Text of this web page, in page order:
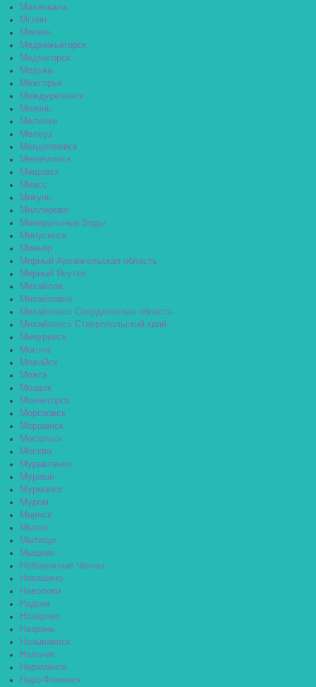
Махачкала
Мглин
Мегион
Медвежьегорск
Медногорск
Медынь
Межгорье
Междуреченск
Мезень
Меленки
Мелеуз
Менделеевск
Мензелинск
Мещовск
Миасс
Микунь
Миллерово
Минеральные Воды
Минусинск
Миньяр
Мирный Архангельская область
Мирный Якутия
Михайлов
Михайловка
Михайловск Свердловская область
Михайловск Ставропольский край
Мичуринск
Могоча
Можайск
Можга
Моздок
Мончегорск
Морозовск
Моршанск
Мосальск
Москва
Муравленко
Мураши
Мурманск
Муром
Мценск
Мыски
Мытищи
Мышкин
Набережные Челны
Навашино
Наволоки
Надым
Назарово
Назрань
Называевск
Нальчик
Нариманов
Наро-Фоминск